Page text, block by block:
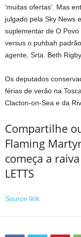
‘muitas ofertas’. Mas
julgado pela Sky News
suplementar de O
versus o puhbah
agente, Srta. Beth Rigby.
Os deputados
férias de verão na
Clacton-on-Sea e da
Compartilhe
Flaming
começa a
LETTS
Source link